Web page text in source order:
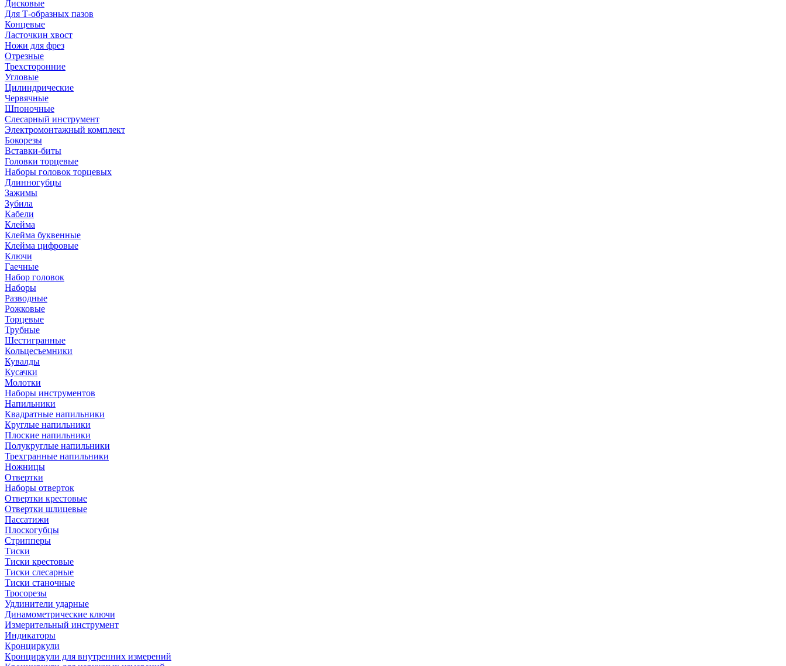
Дисковые
Для Т-образных пазов
Концевые
Ласточкин хвост
Ножи для фрез
Отрезные
Трехсторонние
Угловые
Цилиндрические
Червячные
Шпоночные
Слесарный инструмент
Электромонтажный комплект
Бокорезы
Вставки-биты
Головки торцевые
Наборы головок торцевых
Длинногубцы
Зажимы
Зубила
Кабели
Клейма
Клейма буквенные
Клейма цифровые
Ключи
Гаечные
Набор головок
Наборы
Разводные
Рожковые
Торцевые
Трубные
Шестигранные
Кольцесъемники
Кувалды
Кусачки
Молотки
Наборы инструментов
Напильники
Квадратные напильники
Круглые напильники
Плоские напильники
Полукруглые напильники
Трехгранные напильники
Ножницы
Отвертки
Наборы отверток
Отвертки крестовые
Отвертки шлицевые
Пассатижи
Плоскогубцы
Стрипперы
Тиски
Тиски крестовые
Тиски слесарные
Тиски станочные
Тросорезы
Удлинители ударные
Динамометрические ключи
Измерительный инструмент
Индикаторы
Кронциркули
Кронциркули для внутренних измерений